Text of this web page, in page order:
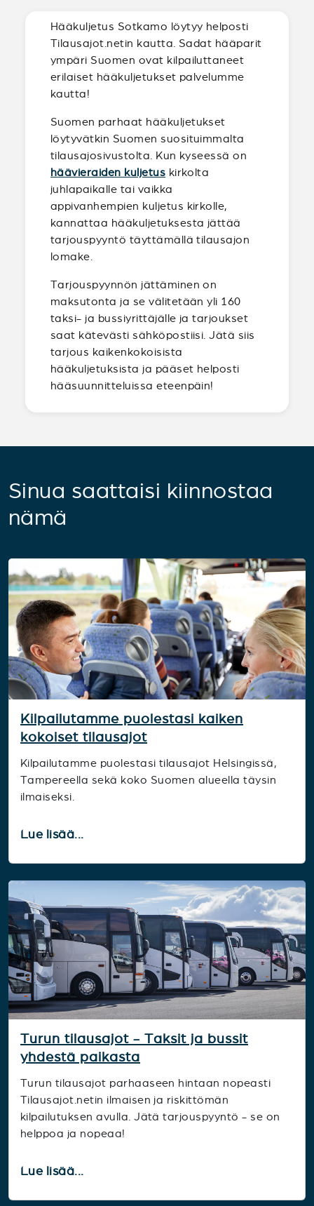
Hääkuljetus Sotkamo löytyy helposti
Tilausajot.netin kautta. Sadat hääparit
ympäri Suomen ovat kilpailuttaneet
erilaiset hääkuljetukset palvelumme
kautta!
Suomen parhaat hääkuljetukset
löytyvätkin Suomen suosituimmalta
tilausajosivustolta. Kun kyseessä on
häävieraiden kuljetus kirkolta
juhlapaikalle tai vaikka
appivanhempien kuljetus kirkolle,
kannattaa hääkuljetuksesta jättää
tarjouspyyntö täyttämällä tilausajon
lomake.
Tarjouspyynnön jättäminen on
maksutonta ja se välitetään yli 160
taksi- ja bussiyrittäjälle ja tarjoukset
saat kätevästi sähköpostiisi. Jätä siis
tarjous kaikenkokoisista
hääkuljetuksista ja pääset helposti
hääsuunnitteluissa eteenpäin!
Sinua saattaisi kiinnostaa
nämä
Kilpailutamme puolestasi kaiken
kokoiset tilausajot
Kilpailutamme puolestasi tilausajot Helsingissä,
Tampereella sekä koko Suomen alueella täysin
ilmaiseksi.
Lue lisää...
Turun tilausajot - Taksit ja bussit
yhdestä paikasta
Turun tilausajot parhaaseen hintaan nopeasti
Tilausajot.netin ilmaisen ja riskittömän
kilpailutuksen avulla. Jätä tarjouspyyntö - se on
helppoa ja nopeaa!
Lue lisää...